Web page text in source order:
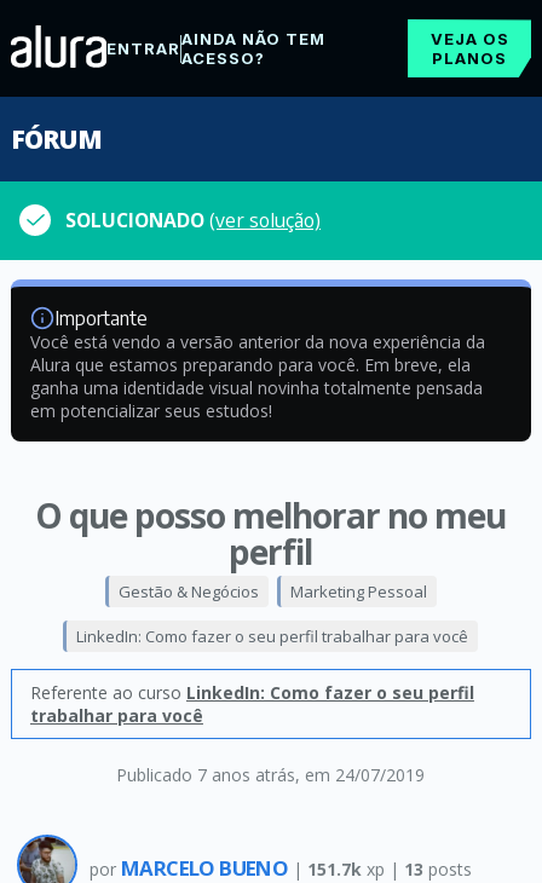
ENTRARAINDA NÃO TEM
ACESSO?
VEJA OS
PLANOS
FÓRUM
SOLUCIONADO(ver solução)
Importante
Você está vendo a versão anterior da nova experiência da
Alura que estamos preparando para você. Em breve, ela
ganha uma identidade visual novinha totalmente pensada
em potencializar seus estudos!
O que posso melhorar no meu
perfil
Publicado 7 anos atrás, em 24/07/2019
Gestão & Negócios Marketing Pessoal
LinkedIn: Como fazer o seu perfil trabalhar para você
Referente ao curso LinkedIn: Como fazer o seu perfil
trabalhar para você
por MARCELO BUENO | 151.7k xp | 13 posts